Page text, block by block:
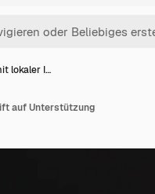
lokaler I…
auf Unterstützung